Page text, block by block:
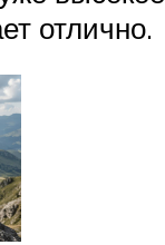
отлично.